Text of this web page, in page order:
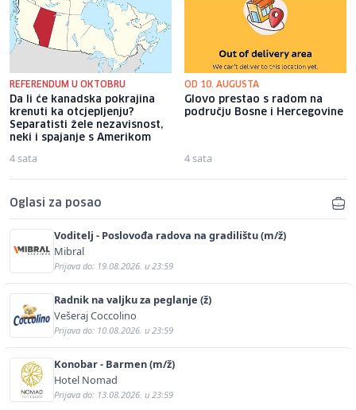
REFERENDUM U OKTOBRU
Da li će kanadska pokrajina
krenuti ka otcjepljenju?
Separatisti žele nezavisnost,
neki i spajanje s Amerikom
4 sata
OD 10. AUGUSTA
Glovo prestao s radom na
području Bosne i Hercegovine
4 sata
Oglasi za posao
Voditelj - Poslovođa radova na gradilištu (m/ž)
Mibral
Prijava do: 19.08.2026. u 23:59
Radnik na valjku za peglanje (ž)
Vešeraj Coccolino
Prijava do: 10.08.2026. u 23:59
Konobar - Barmen (m/ž)
Hotel Nomad
Prijava do: 13.08.2026. u 23:59